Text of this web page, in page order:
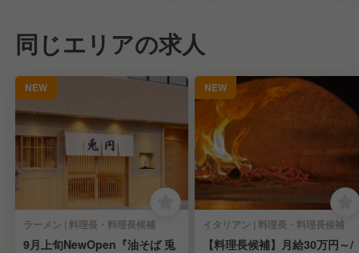
同じエリアの求人
NEW
ラーメン | 料理長・料理長候補
9月上旬NewOpen『油そば 兎
NEW
イタリアン | 料理長・料理長候補
【料理長候補】月給30万円～/